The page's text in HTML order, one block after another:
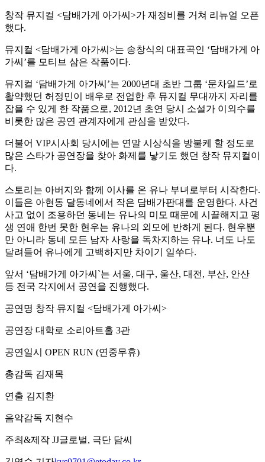
창작 뮤지컬 <담배가게 아가씨>가 재정비를 거쳐 리뉴얼 오픈
했다.
뮤지컬 <담배가게 아가씨>는 송창식의 대표곡인 ‘담배가게 아
가씨’를 모티브 삼은 작품이다.
뮤지컬 ‘담배가게 아가씨’는 2000년대 초반 그룹 ‘문차일드’로
활약했던 허정민이 배우로 전업한 후 뮤지컬 무대까지 자리를
잡을 수 있게 한 작품으로, 2012년 초연 당시 소설가 이외수를
비롯한 많은 공연 관계자에게 관심을 받았다.
더불어 VIP시사회 당시에는 연말 시상식을 방불케 할 정도로
많은 스타가 공연장을 찾아 화제를 낳기도 했던 창작 뮤지컬이
다.
스토리는 아버지와 함께 이사를 온 유나 부녀로부터 시작한다.
이들은 아현동 달동네에서 작은 담배가판대를 운영한다. 사건
사고 없이 조용하던 동네는 유나의 미모 때문에 시끌해지고 평
생 연애 한번 못한 현우는 유나의 외모에 반하게 된다. 현우뿐
만 아니라 동네 모든 남자 사랑을 독차지하는 유나. 너도 나도
달려들어 유나에게 고백하지만 차이기 일쑤다.
앞서 ‘담배가게 아가씨`는 서울, 대구, 울산, 대전, 부산, 안산
등 전국 각지에서 공연을 진행했다.
공연명 창작 뮤지컬 <담배가게 아가씨>
공연장 대학로 소리아트홀 3관
공연일시 OPEN RUN (연중무휴)
총감독 김재목
연출 김지환
음악감독 지현수
주최&제작 JJ글로벌, 극단 담씨